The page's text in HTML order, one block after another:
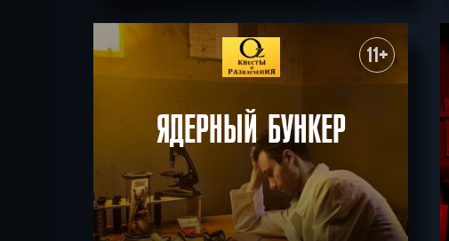
ХОЧУ ПРОЙТИ | КВЕСТ ПРОЙДЕН 11+
ЯДЕРНЫЙ БУНКЕР